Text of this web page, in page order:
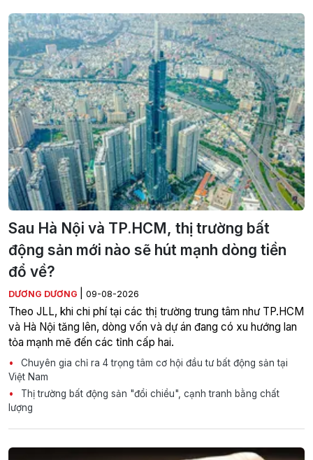
Sau Hà Nội và TP.HCM, thị trường bất
động sản mới nào sẽ hút mạnh dòng tiền
đổ về?
DƯƠNG DƯƠNG 09-08-2026
Theo JLL, khi chi phí tại các thị trường trung tâm như TP.HCM
và Hà Nội tăng lên, dòng vốn và dự án đang có xu hướng lan
tỏa mạnh mẽ đến các tỉnh cấp hai.
Chuyên gia chỉ ra 4 trọng tâm cơ hội đầu tư bất động sản tại
Việt Nam
Thị trường bất động sản "đổi chiều", cạnh tranh bằng chất
lượng